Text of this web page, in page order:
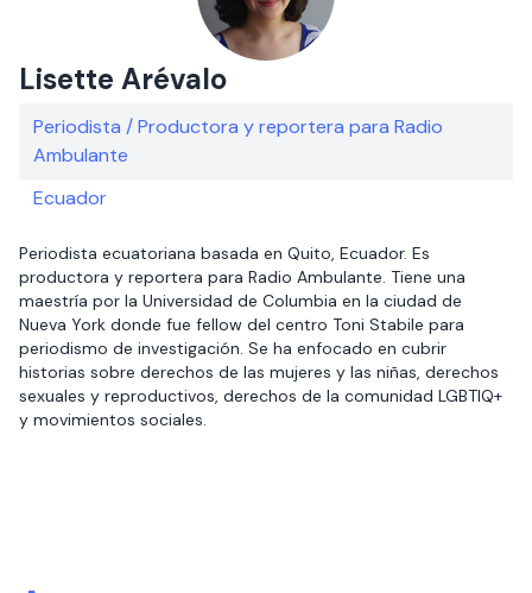
Lisette Arévalo
Periodista / Productora y reportera para Radio
Ambulante
Ecuador
Periodista ecuatoriana basada en Quito, Ecuador. Es
productora y reportera para Radio Ambulante. Tiene una
maestría por la Universidad de Columbia en la ciudad de
Nueva York donde fue fellow del centro Toni Stabile para
periodismo de investigación. Se ha enfocado en cubrir
historias sobre derechos de las mujeres y las niñas, derechos
sexuales y reproductivos, derechos de la comunidad LGBTIQ+
y movimientos sociales.